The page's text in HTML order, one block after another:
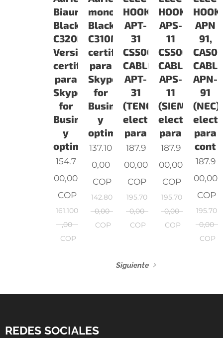
Biaural
Blackwire
C320M
Versión
certificada
para
Skype
for
Business
y
optimizada,
154.7
00,00
COP
161.100
,00
COP
monoaural
Blackwire
C310MVersión
certificada
para
Skype
for
Business
y
optimizada
137.10
0,00
COP
142.80
0,00
COP
HOOKSWITCH,
APT-
31
CS500/SAVI/EHS
CABLE
APT-
31
(TENOVIS)cuelgue
electrónico
para
187.9
00,00
COP
195.70
0,00
COP
APS-
11
CS500/SAVI/
CABLE
APS-
11
electrónico
para
187.9
00,00
COP
195.70
0,00
COP
APN
91,
CABLE
APN-
91
para
cont
187.9
00,00
COP
195.70
0,00
COP
Siguiente
REDES SOCIALES